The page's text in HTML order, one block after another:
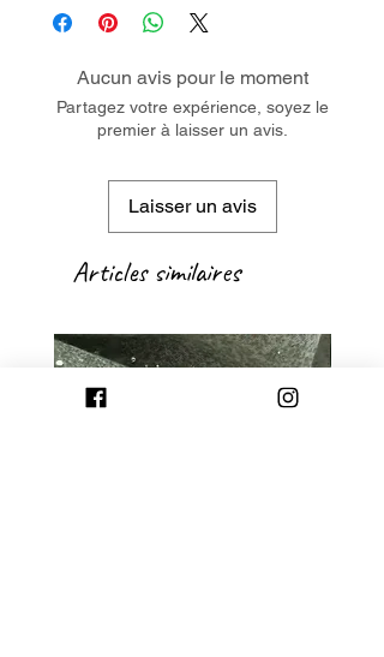
Aucun avis pour le moment
Partagez votre expérience, soyez le
premier à laisser un avis.
Laisser un avis
Articles similaires